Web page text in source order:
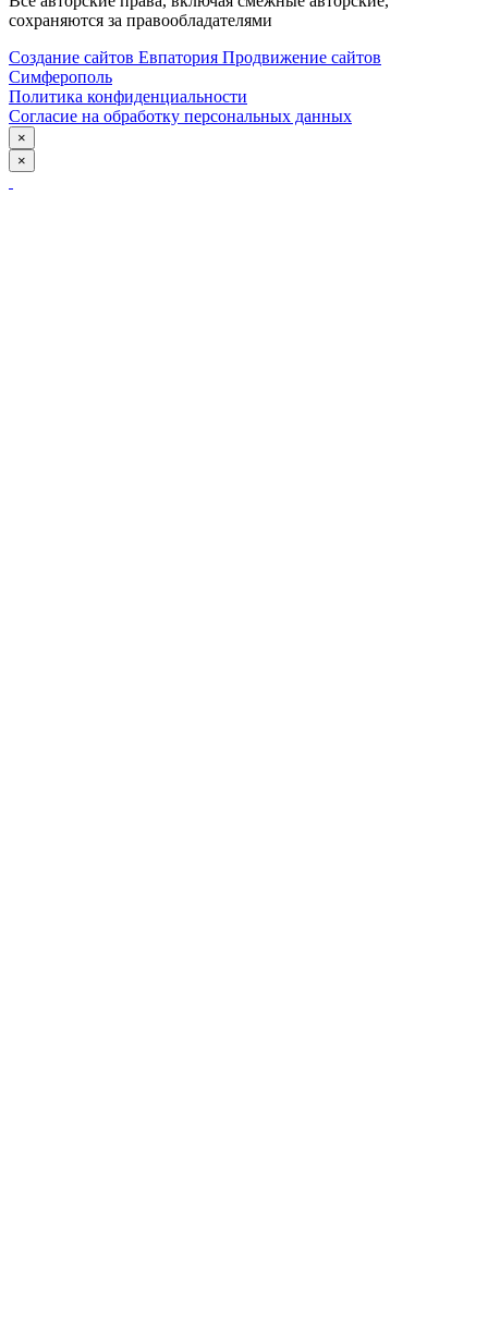
сохраняются за правообладателями
Создание сайтов Евпатория Продвижение сайтов
Симферополь
Политика конфиденциальности
Согласие на обработку персональных данных
×
×